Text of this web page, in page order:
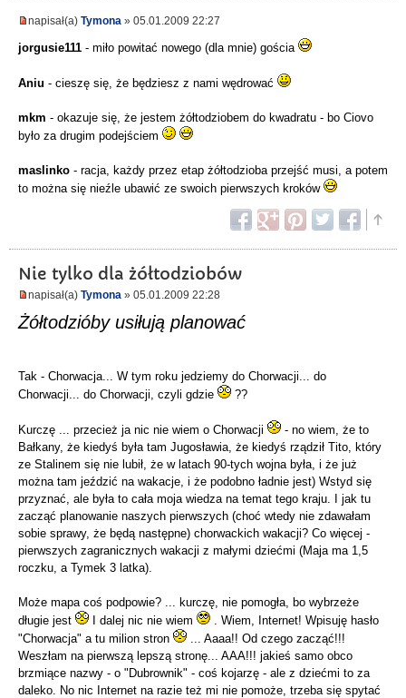
napisał(a) Tymona » 05.01.2009 22:27
jorgusie111 - miło powitać nowego (dla mnie) gościa
Aniu - cieszę się, że będziesz z nami wędrować
mkm - okazuje się, że jestem żółtodziobem do kwadratu - bo Ciovo
było za drugim podejściem
maslinko - racja, każdy przez etap żółtodzioba przejść musi, a potem
to można się nieźle ubawić ze swoich pierwszych kroków
Nie tylko dla żółtodziobów
napisał(a) Tymona » 05.01.2009 22:28
Żółtodzióby usiłują planować
Tak - Chorwacja... W tym roku jedziemy do Chorwacji... do
Chorwacji... do Chorwacji, czyli gdzie
??
Kurczę ... przecież ja nic nie wiem o Chorwacji
- no wiem, że to
Bałkany, że kiedyś była tam Jugosławia, że kiedyś rządził Tito, który
ze Stalinem się nie lubił, że w latach 90-tych wojna była, i że już
można tam jeździć na wakacje, i że podobno ładnie jest) Wstyd się
przyznać, ale była to cała moja wiedza na temat tego kraju. I jak tu
zacząć planowanie naszych pierwszych (choć wtedy nie zdawałam
sobie sprawy, że będą następne) chorwackich wakacji? Co więcej -
pierwszych zagranicznych wakacji z małymi dziećmi (Maja ma 1,5
roczku, a Tymek 3 latka).
Może mapa coś podpowie? ... kurczę, nie pomogła, bo wybrzeże
długie jest
I dalej nic nie wiem
. Wiem, Internet! Wpisuję hasło
"Chorwacja" a tu milion stron
... Aaaa!! Od czego zacząć!!!
Weszłam na pierwszą lepszą stronę... AAA!!! jakieś samo obco
brzmiące nazwy - o "Dubrownik" - coś kojarzę - ale z dziećmi to za
daleko. No nic Internet na razie też mi nie pomoże, trzeba się spytać